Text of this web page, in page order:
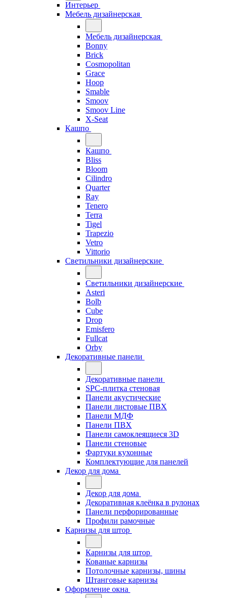
Интерьер
Мебель дизайнерская
Мебель дизайнерская
Bonny
Brick
Cosmopolitan
Grace
Hoop
Smable
Smoov
Smoov Line
X-Seat
Кашпо
Кашпо
Bliss
Bloom
Cilindro
Quarter
Ray
Tenero
Terra
Tigel
Trapezio
Vetro
Vittorio
Светильники дизайнерские
Светильники дизайнерские
Asteri
Bolb
Cube
Drop
Emisfero
Fullcat
Orby
Декоративные панели
Декоративные панели
SPC-плитка стеновая
Панели акустические
Панели листовые ПВХ
Панели МДФ
Панели ПВХ
Панели самоклеящиеся 3D
Панели стеновые
Фартуки кухонные
Комплектующие для панелей
Декор для дома
Декор для дома
Декоративная клеёнка в рулонах
Панели перфорированные
Профили рамочные
Карнизы для штор
Карнизы для штор
Кованые карнизы
Потолочные карнизы, шины
Штанговые карнизы
Оформление окна